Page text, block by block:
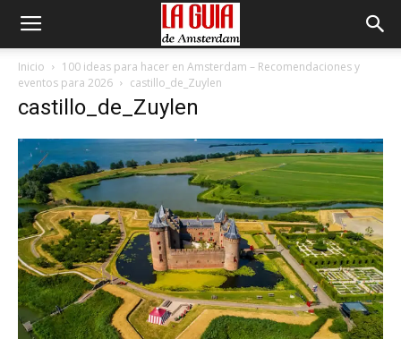
Inicio
100 ideas para hacer en Amsterdam – Recomendaciones y
eventos para 2026
castillo_de_Zuylen
castillo_de_Zuylen